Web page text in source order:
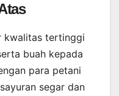
kwalitas tertinggi
buah kepada
para petani
segar dan